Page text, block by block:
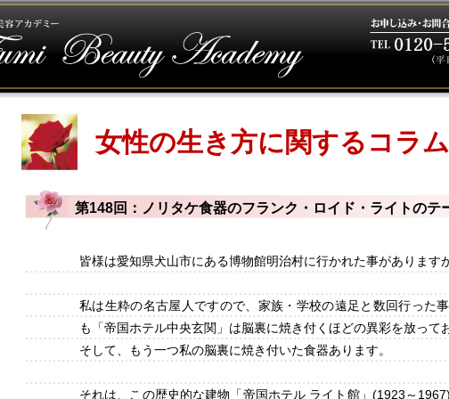
女性の生き方に関するコラム
第148回：ノリタケ食器のフランク・ロイド・ライトのテ
皆様は愛知県犬山市にある博物館明治村に行かれた事があります
私は生粋の名古屋人ですので、家族・学校の遠足と数回行った
も「帝国ホテル中央玄関」は脳裏に焼き付くほどの異彩を放って
そして、もう一つ私の脳裏に焼き付いた食器あります。
それは、この歴史的な建物「帝国ホテル ライト館」(1923～